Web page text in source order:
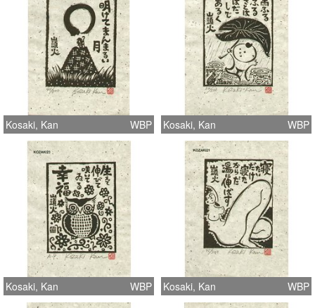
Kosaki, Kan WBP Kosaki, Kan WBP
Kosaki, Kan WBP Kosaki, Kan WBP